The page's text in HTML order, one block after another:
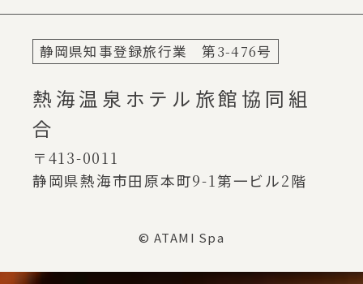
静岡県知事登録旅行業 第3-476号
熱海温泉ホテル旅館協同組
合
〒413-0011
静岡県熱海市田原本町9-1 第一ビル2階
© ATAMI Spa